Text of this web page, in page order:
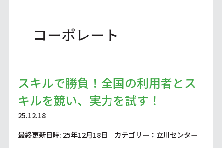
コーポレート
スキルで勝負！全国の利用者とス
キルを競い、実力を試す！
25.12.18
最終更新日時: 25年12月18日｜カテゴリー：立川センター